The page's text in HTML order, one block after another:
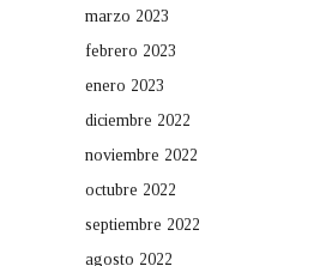
marzo 2023
febrero 2023
enero 2023
diciembre 2022
noviembre 2022
octubre 2022
septiembre 2022
agosto 2022